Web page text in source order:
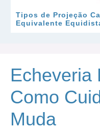
Tipos de Projeção
Equivalente
Echeveria
Como
Muda